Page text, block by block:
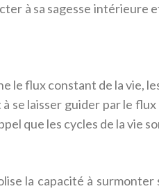
à sa sagesse intérieure
le flux constant de la vie,
laisser guider par le
que les cycles de la vie
la capacité à